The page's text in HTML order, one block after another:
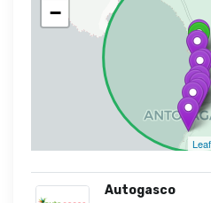
−
Autogasco